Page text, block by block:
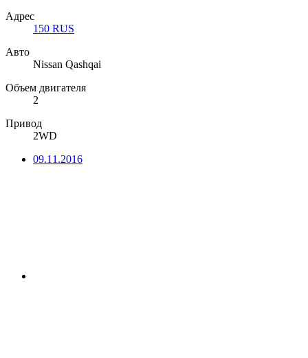
Адрес
150 RUS
Авто
Nissan Qashqai
Объем двигателя
2
Привод
2WD
09.11.2016